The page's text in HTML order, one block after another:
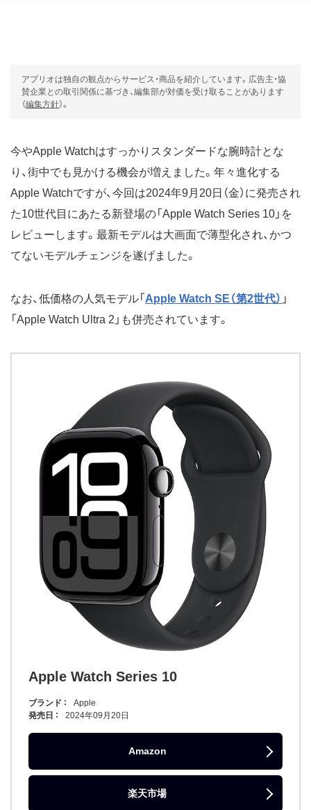
アプリオは独自の観点からサービス・商品を紹介しています。広告主・協
賛企業との取引関係に基づき、編集部が対価を受け取ることがあります
（編集方針）。
今やApple Watchはすっかりスタンダードな腕時計とな
り、街中でも見かける機会が増えました。年々進化する
Apple Watchですが、今回は2024年9月20日（金）に発売され
た10世代目にあたる新登場の「Apple Watch Series 10」を
レビューします。最新モデルは大画面で薄型化され、かつ
てないモデルチェンジを遂げました。
なお、低価格の人気モデル「 Apple Watch SE（第2世代） 」
「Apple Watch Ultra 2」も併売されています。
Apple Watch Series 10
ブランド
Apple
発売日
2024年09月20日
Amazon
楽天市場